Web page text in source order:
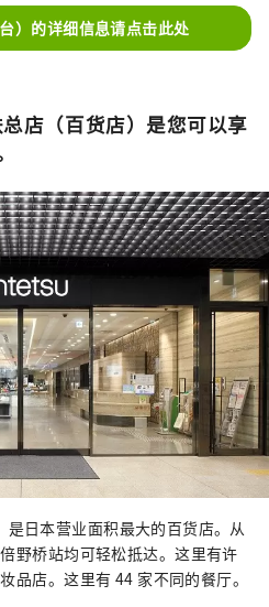
）的详细信息请点击此处
店（百货店）是您可以享
是日本营业面积最大的百货店。从
野桥站均可轻松抵达。这里有许
品店。这里有 44 家不同的餐厅。